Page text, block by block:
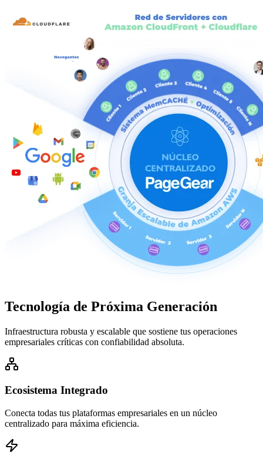
Tecnología de Próxima Generación
Infraestructura robusta y escalable que sostiene tus operaciones
empresariales críticas con confiabilidad absoluta.
Ecosistema Integrado
Conecta todas tus plataformas empresariales en un núcleo
centralizado para máxima eficiencia.